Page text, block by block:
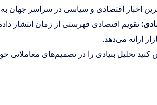
اخبار اقتصادی و سیاسی در سراسر جهان
تقویم اقتصادی فهرستی از زمان انتشار
ارائه می‌دهد.
کنید تحلیل بنیادی را در تصمیم‌های معاملاتی